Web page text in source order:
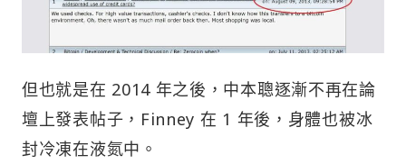
但也就是在 2014 年之後，中本聰逐漸不再在論
壇上發表帖子，Finney 在 1 年後，身體也被冰
封冷凍在液氮中。